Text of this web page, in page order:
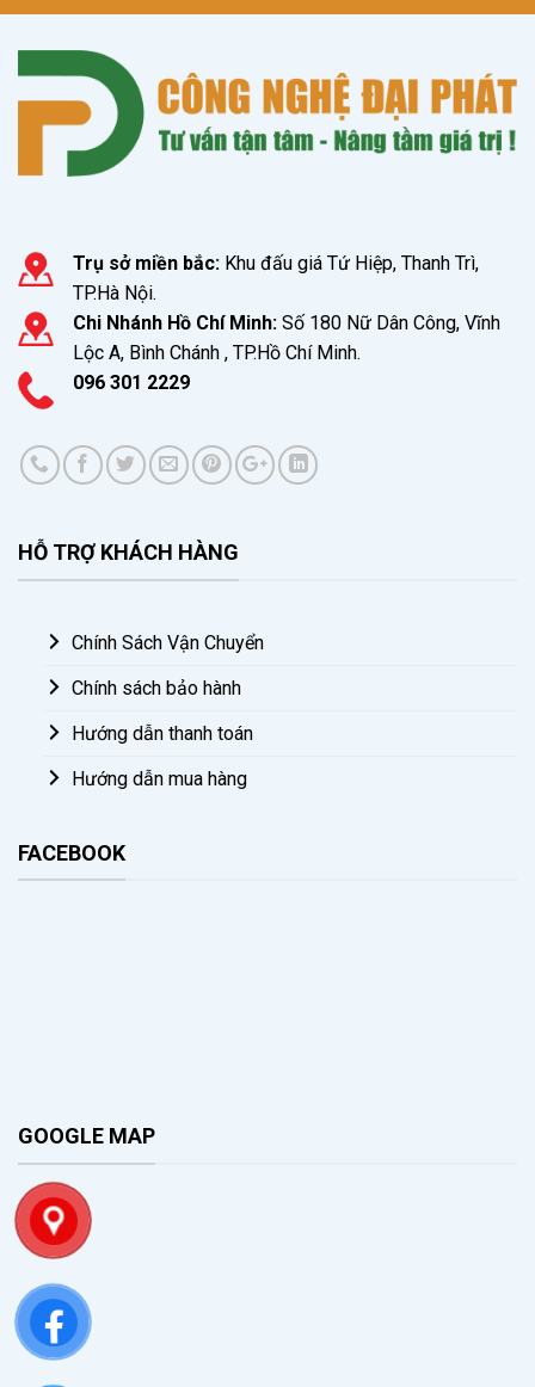
Trụ sở miền bắc: Khu đấu giá Tứ Hiệp, Thanh Trì,
TP.Hà Nội.
Chi Nhánh Hồ Chí Minh: Số 180 Nữ Dân Công, Vĩnh
Lộc A, Bình Chánh , TP.Hồ Chí Minh.
096 301 2229
HỖ TRỢ KHÁCH HÀNG
Chính Sách Vận Chuyển
Chính sách bảo hành
Hướng dẫn thanh toán
Hướng dẫn mua hàng
FACEBOOK
GOOGLE MAP